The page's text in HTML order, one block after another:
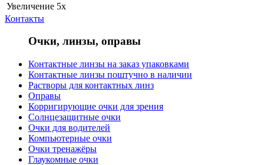
Увеличение 5x
Контакты
Очки, линзы, оправы
Контактные линзы на заказ упаковками
Контактные линзы поштучно в наличии
Растворы для контактных линз
Оправы
Корригирующие очки для зрения
Солнцезащитные очки
Очки для водителей
Компьютерные очки
Очки тренажёры
Глаукомные очки